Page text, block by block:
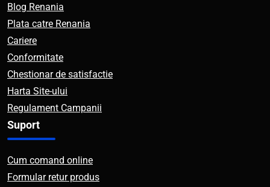
Blog Renania
Plata catre Renania
Cariere
Conformitate
Chestionar de satisfactie
Harta Site-ului
Regulament Campanii
Suport
Cum comand online
Formular retur produs